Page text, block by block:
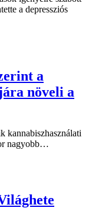
a depressziós
a
növeli a
kannabiszhasználati
nagyobb…